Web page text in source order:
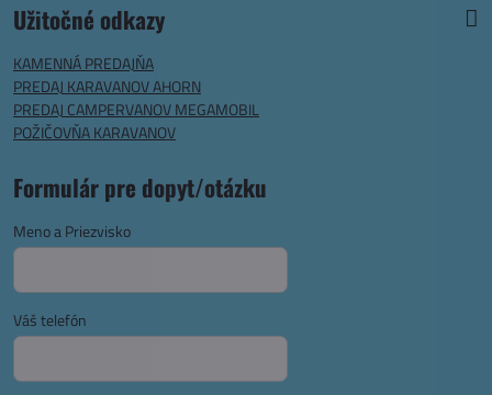
Užitočné odkazy
KAMENNÁ PREDAJŇA
PREDAJ KARAVANOV AHORN
PREDAJ CAMPERVANOV MEGAMOBIL
POŽIČOVŇA KARAVANOV
Formulár pre dopyt/otázku
Meno a Priezvisko
Váš telefón